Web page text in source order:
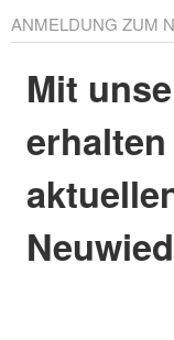
ANMELDUNG ZUM
Mit